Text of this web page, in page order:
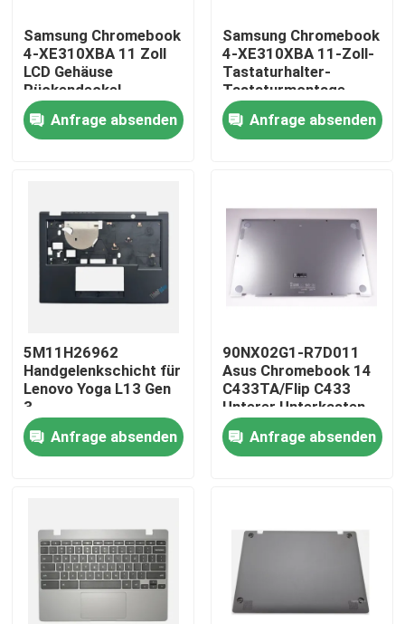
Haus
Videos
Über uns
Qualitätskontrolle
Treten Sie mit uns in Verbindung
Lenovo-LCD-Bildschirm-Ersatz
Dell-LCD-Bildschirm-Ersatz
Samsung Chromebook
4-XE310XBA 11 Zoll
LCD Gehäuse
Rückendeckel
Dunkelgrau BA98-
01974BAnfrage absenden
Samsung Chromebook
4-XE310XBA 11-Zoll-
Tastaturhalter-
Tastaturmontage
Silber BA98-01976A
BA61-03989A
Anfrage absenden
5M11H26962
Handgelenkschicht für
Lenovo Yoga L13 Gen
3
Anfrage absenden
90NX02G1-R7D011
Asus Chromebook 14
C433TA/Flip C433
Unterer Unterkasten
Silber
Anfrage absenden